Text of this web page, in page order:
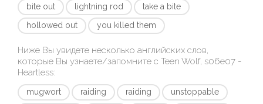
bite out
lightning rod
take a bite
hollowed out
you killed them
Ниже Вы увидете несколько английских слов,
которые Вы узнаете/запомните с Teen Wolf, s06e07 -
Heartless:
mugwort raiding raiding
unstoppable